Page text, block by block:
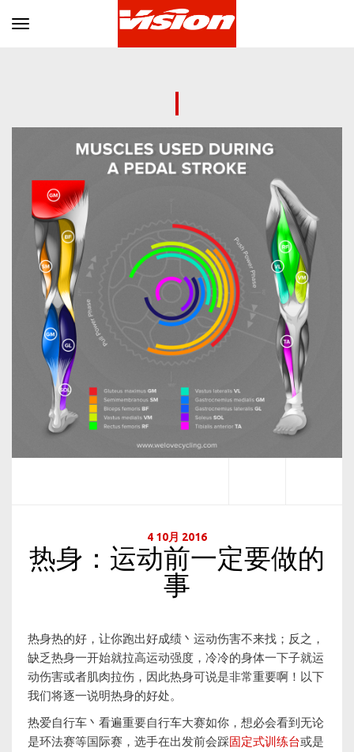
Toggle navigation
4 10月 2016
热身：运动前一定要做的
事
热身热的好，让你跑出好成绩丶运动伤害不来找；反之，
缺乏热身一开始就拉高运动强度，冷冷的身体一下子就运
动伤害或者肌肉拉伤，因此热身可说是非常重要啊！以下
我们将逐一说明热身的好处。
热爱自行车丶看遍重要自行车大赛如你，想必会看到无论
是环法赛等国际赛，选手在出发前会踩固定式训练台或是